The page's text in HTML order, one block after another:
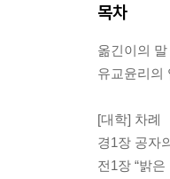
목차
옮긴이의 말
유교윤리의
[대학] 차례
경1장 공자
전1장 “밝